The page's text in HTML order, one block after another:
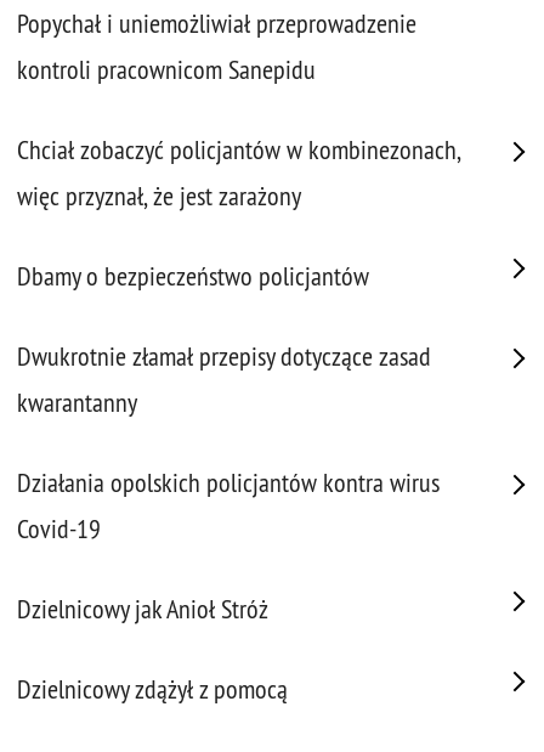
Popychał i uniemożliwiał przeprowadzenie
kontroli pracownicom Sanepidu
Chciał zobaczyć policjantów w kombinezonach,
więc przyznał, że jest zarażony
Dbamy o bezpieczeństwo policjantów
Dwukrotnie złamał przepisy dotyczące zasad
kwarantanny
Działania opolskich policjantów kontra wirus
Covid-19
Dzielnicowy jak Anioł Stróż
Dzielnicowy zdążył z pomocą